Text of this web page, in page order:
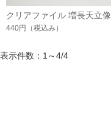
クリアファイル 増長天立像
440円 （税込み）
表示件数：1～4/4